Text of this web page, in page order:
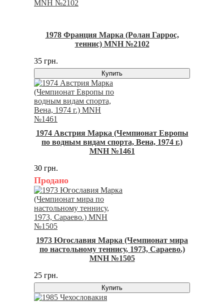
1978 Франция Марка (Ролан Гаррос,
теннис) MNH №2102
35 грн.
Купить
1974 Австрия Марка (Чемпионат Европы
по водным видам спорта, Вена, 1974 г.)
MNH №1461
30 грн.
Продано
1973 Югославия Марка (Чемпионат мира
по настольному теннису, 1973, Сараево.)
MNH №1505
25 грн.
Купить